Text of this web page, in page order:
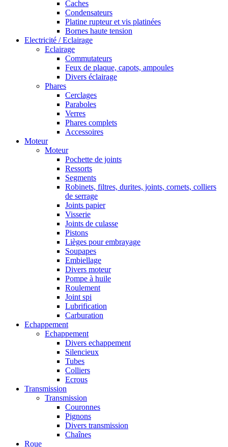
Caches
Condensateurs
Platine rupteur et vis platinées
Bornes haute tension
Electricité / Eclairage
Eclairage
Commutateurs
Feux de plaque, capots, ampoules
Divers éclairage
Phares
Cerclages
Paraboles
Verres
Phares complets
Accessoires
Moteur
Moteur
Pochette de joints
Ressorts
Segments
Robinets, filtres, durites, joints, cornets, colliers
de serrage
Joints papier
Visserie
Joints de culasse
Pistons
Lièges pour embrayage
Soupapes
Embiellage
Divers moteur
Pompe à huile
Roulement
Joint spi
Lubrification
Carburation
Echappement
Echappement
Divers echappement
Silencieux
Tubes
Colliers
Ecrous
Transmission
Transmission
Couronnes
Pignons
Divers transmission
Chaînes
Roue